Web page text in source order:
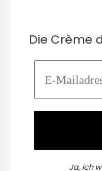
Die Crème
Ja, ich